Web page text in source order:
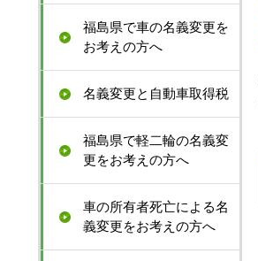
福島県で車の名義変更を
お考えの方へ
名義変更と自動車取得税
福島県で軽二輪の名義変
更をお考えの方へ
車の所有者死亡による名
義変更をお考えの方へ